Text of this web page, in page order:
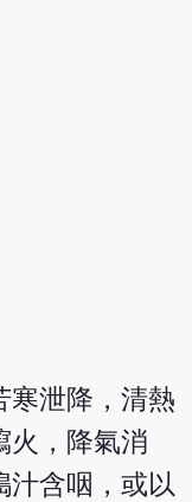
寒泄降，清熱
火，降氣消
汁含咽，或以